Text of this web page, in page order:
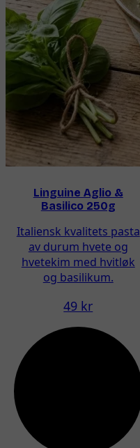
Linguine Aglio &
Basilico 250g
Italiensk kvalitets pasta
av durum hvete og
hvetekim med hvitløk
og basilikum.
49 kr